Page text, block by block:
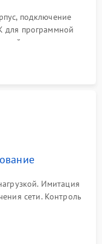
подключение
для программной
порогов
старения АКБ.
Имитация
сети. Контроль
режима и
сигнала.